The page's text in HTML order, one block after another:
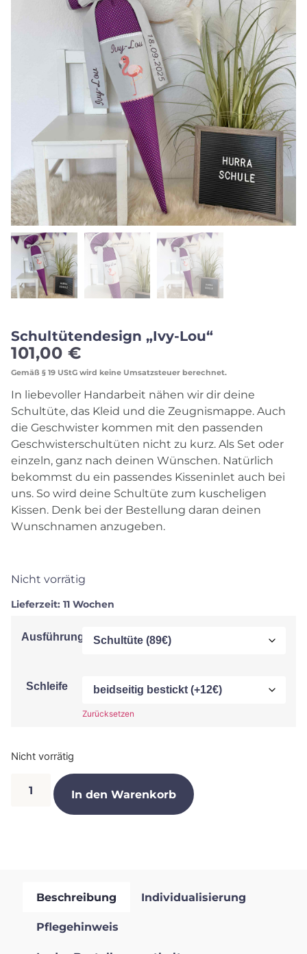
Schultütendesign „Ivy-Lou“
101,00 €
Gemäß § 19 UStG wird keine Umsatzsteuer berechnet.
In liebevoller Handarbeit nähen wir dir deine
Schultüte, das Kleid und die Zeugnismappe. Auch
die Geschwister kommen mit den passenden
Geschwisterschultüten nicht zu kurz. Als Set oder
einzeln, ganz nach deinen Wünschen. Natürlich
bekommst du ein passendes Kisseninlet auch bei
uns. So wird deine Schultüte zum kuscheligen
Kissen. Denk bei der Bestellung daran deinen
Wunschnamen anzugeben.
Nicht vorrätig
Lieferzeit: 11 Wochen
Ausführung
Schleife
Zurücksetzen
Nicht vorrätig
In den Warenkorb
Beschreibung Individualisierung
Pflegehinweis